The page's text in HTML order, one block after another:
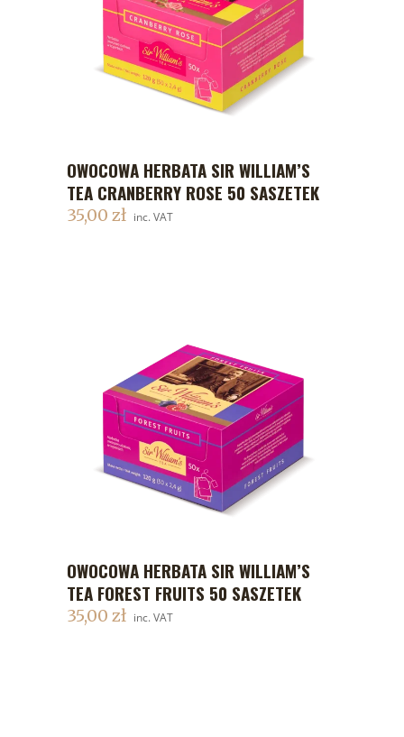
DODAJ DO KOSZYKA
OWOCOWA HERBATA SIR WILLIAM’S
TEA CRANBERRY ROSE 50 SASZETEK
35,00 zł inc. VAT
DODAJ DO KOSZYKA
OWOCOWA HERBATA SIR WILLIAM’S
TEA FOREST FRUITS 50 SASZETEK
35,00 zł inc. VAT